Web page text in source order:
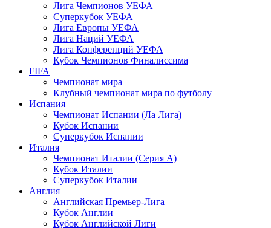
Лига Чемпионов УЕФА
Суперкубок УЕФА
Лига Европы УЕФА
Лига Наций УЕФА
Лига Конференций УЕФА
Кубок Чемпионов Финалиссима
FIFA
Чемпионат мира
Клубный чемпионат мира по футболу
Испания
Чемпионат Испании (Ла Лига)
Кубок Испании
Суперкубок Испании
Италия
Чемпионат Италии (Серия А)
Кубок Италии
Суперкубок Италии
Англия
Английская Премьер-Лига
Кубок Англии
Кубок Английской Лиги